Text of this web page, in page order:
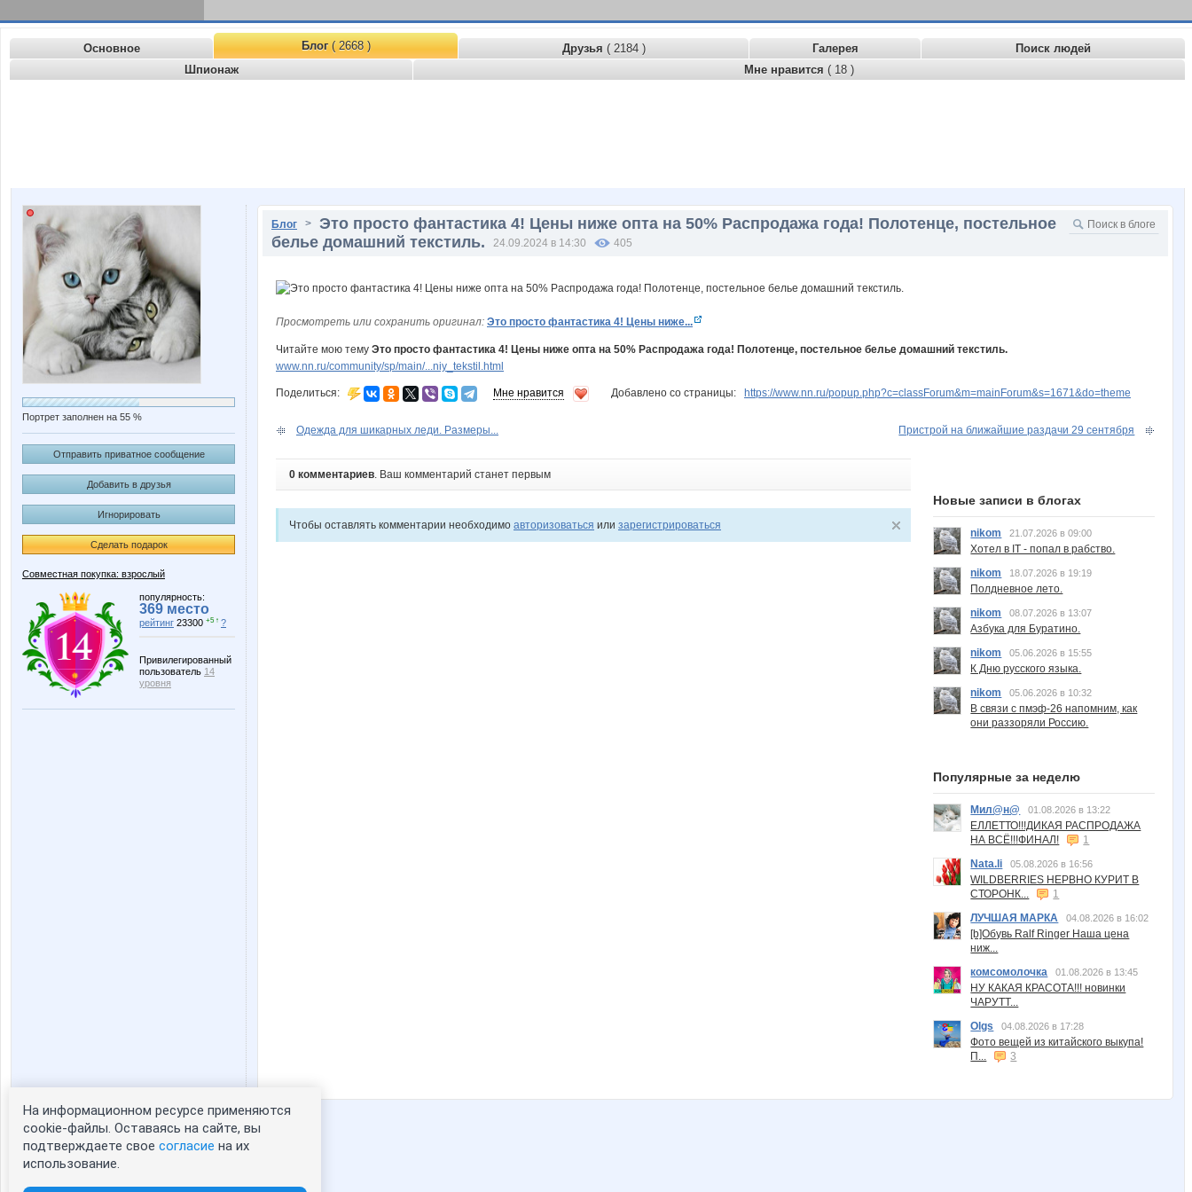
Основное Блог( 2668 ) Друзья ( 2184 ) Галерея
Поиск людей
Шпионаж
Мне нравится ( 18 )
Портрет заполнен на 55 %
Отправить приватное сообщение
Добавить в друзья
Игнорировать
Сделать подарок
Совместная покупка: взрослый
популярность:
369 место
рейтинг 23300 +5 ↑ ?
Привилегированный
пользователь 14
уровня
Статистика портрета:
сейчас просматривают портрет - 0
зарегистрированные пользователи
Блог > Это просто фантастика 4! Цены ниже опта на 50% Распродажа года! Полотенце, постельное
белье домашний текстиль.
24.09.2024 в 14:30 405
Просмотреть или сохранить оригинал: Это просто фантастика 4! Цены ниже...
Читайте мою тему Это просто фантастика 4! Цены ниже опта на 50% Распродажа года! Полотенце, постельное белье домашний текстиль.
www.nn.ru/community/sp/main/...niy_tekstil.html
Поделиться: Мне нравится Добавлено со страницы: https://www.nn.ru/popup.php?c=classForum&m=mainForum&s=1671&do=theme
Одежда для шикарных леди. Размеры... Пристрой на ближайшие раздачи 29 сентября
0 комментариев. Ваш комментарий станет первым
Чтобы оставлять комментарии необходимо авторизоваться или зарегистрироваться
Новые записи в блогах
nikom 21.07.2026 в 09:00
Хотел в IT - попал в рабство.
nikom
18.07.2026 в 19:19
Полдневное лето.
nikom
08.07.2026 в 13:07
Азбука для Буратино.
nikom
05.06.2026 в 15:55
К Дню русского языка.
nikom
05.06.2026 в 10:32
В связи с пмэф-26 напомним, как
они раззоряли Россию.
Популярные за неделю
Мил@н@ 01.08.2026 в 13:22
ЕЛЛЕТТО!!!ДИКАЯ РАСПРОДАЖА
НА ВСЁ!!!ФИНАЛ!
1
Nata.li
05.08.2026 в 16:56
WILDBERRIES НЕРВНО КУРИТ В
СТОРОНК...
1
ЛУЧШАЯ МАРКА
04.08.2026 в 16:02
[b]Обувь Ralf Ringer Наша цена
ниж...
комсомолочка
01.08.2026 в 13:45
НУ КАКАЯ КРАСОТА!!! новинки
ЧАРУТТ...
Olgs
04.08.2026 в 17:28
Фото вещей из китайского выкупа!
П...
3
На информационном ресурсе применяются
cookie-файлы. Оставаясь на сайте, вы
подтверждаете свое согласие на их
использование.